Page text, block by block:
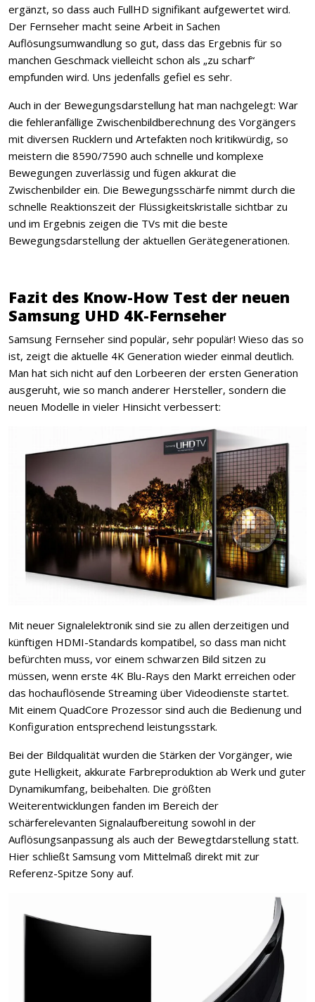
ergänzt, so dass auch FullHD signifikant aufgewertet wird.
Der Fernseher macht seine Arbeit in Sachen
Auflösungsumwandlung so gut, dass das Ergebnis für so
manchen Geschmack vielleicht schon als „zu scharf“
empfunden wird. Uns jedenfalls gefiel es sehr.
Auch in der Bewegungsdarstellung hat man nachgelegt: War
die fehleranfällige Zwischenbildberechnung des Vorgängers
mit diversen Rucklern und Artefakten noch kritikwürdig, so
meistern die 8590/7590 auch schnelle und komplexe
Bewegungen zuverlässig und fügen akkurat die
Zwischenbilder ein. Die Bewegungsschärfe nimmt durch die
schnelle Reaktionszeit der Flüssigkeitskristalle sichtbar zu
und im Ergebnis zeigen die TVs mit die beste
Bewegungsdarstellung der aktuellen Gerätegenerationen.
Fazit des Know-How Test der neuen
Samsung UHD 4K-Fernseher
Samsung Fernseher sind populär, sehr populär! Wieso das so
ist, zeigt die aktuelle 4K Generation wieder einmal deutlich.
Man hat sich nicht auf den Lorbeeren der ersten Generation
ausgeruht, wie so manch anderer Hersteller, sondern die
neuen Modelle in vieler Hinsicht verbessert:
Mit neuer Signalelektronik sind sie zu allen derzeitigen und
künftigen HDMI-Standards kompatibel, so dass man nicht
befürchten muss, vor einem schwarzen Bild sitzen zu
müssen, wenn erste 4K Blu-Rays den Markt erreichen oder
das hochauflösende Streaming über Videodienste startet.
Mit einem QuadCore Prozessor sind auch die Bedienung und
Konfiguration entsprechend leistungsstark.
Bei der Bildqualität wurden die Stärken der Vorgänger, wie
gute Helligkeit, akkurate Farbreproduktion ab Werk und guter
Dynamikumfang, beibehalten. Die größten
Weiterentwicklungen fanden im Bereich der
schärferelevanten Signalaufbereitung sowohl in der
Auflösungsanpassung als auch der Bewegtdarstellung statt.
Hier schließt Samsung vom Mittelmaß direkt mit zur
Referenz-Spitze Sony auf.